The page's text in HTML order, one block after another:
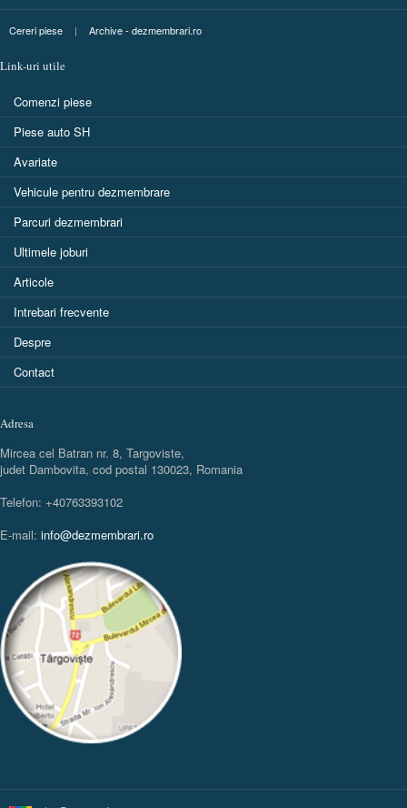
Cereri piese | Archive - dezmembrari.ro
Link-uri utile
Comenzi piese
Piese auto SH
Avariate
Vehicule pentru dezmembrare
Parcuri dezmembrari
Ultimele joburi
Articole
Intrebari frecvente
Despre
Contact
Adresa
Mircea cel Batran nr. 8, Targoviste,
judet Dambovita, cod postal 130023, Romania
Telefon: +40763393102
E-mail: info@dezmembrari.ro